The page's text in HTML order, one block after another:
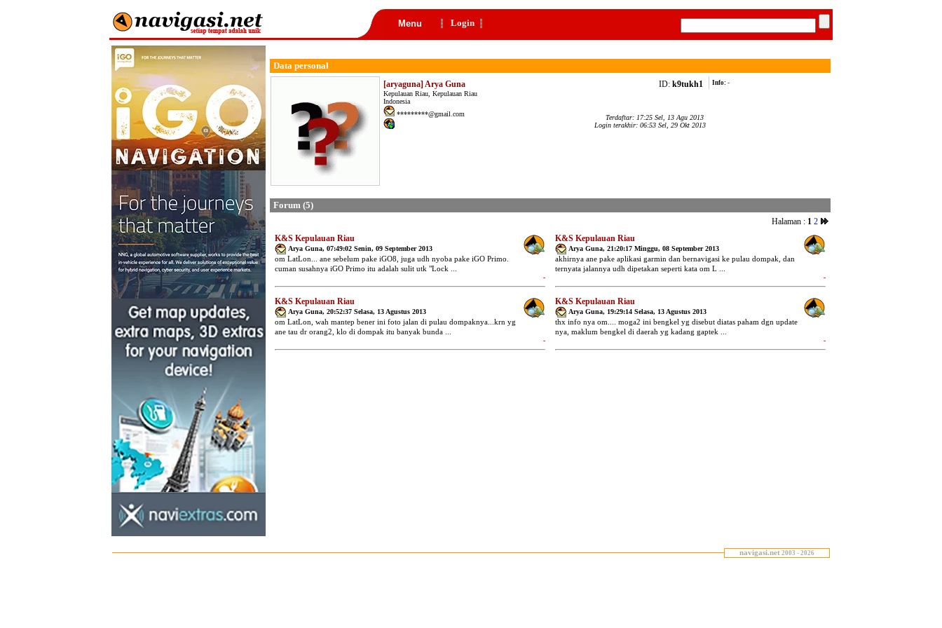
Menu Login
Data personal
[aryaguna] Arya Guna ID: k9tukh1
Kepulauan Riau, Kepulauan Riau
Indonesia
*********@gmail.com
Terdaftar: 17:25 Sel, 13 Agu 2013
Login terakhir: 06:53 Sel, 29 Okt 2013
Info: -
navigasi.net 2003 - 2026